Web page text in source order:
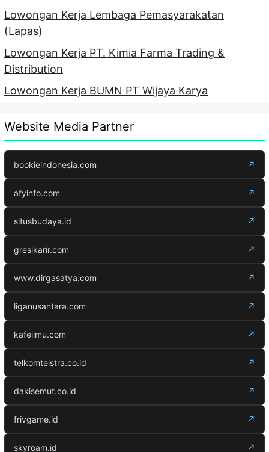
Lowongan Kerja Lembaga Pemasyarakatan
(Lapas)
Lowongan Kerja PT. Kimia Farma Trading &
Distribution
Lowongan Kerja BUMN PT Wijaya Karya
Website Media Partner
bookieindonesia.com ↗
afyinfo.com ↗
situsbudaya.id ↗
gresikarir.com ↗
www.dirgasatya.com ↗
liganusantara.com ↗
kafeilmu.com ↗
telkomtelstra.co.id ↗
dakisemut.co.id ↗
frivgame.id ↗
skyroam.id ↗